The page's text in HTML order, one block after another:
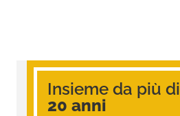
Insieme da più di
20 anni